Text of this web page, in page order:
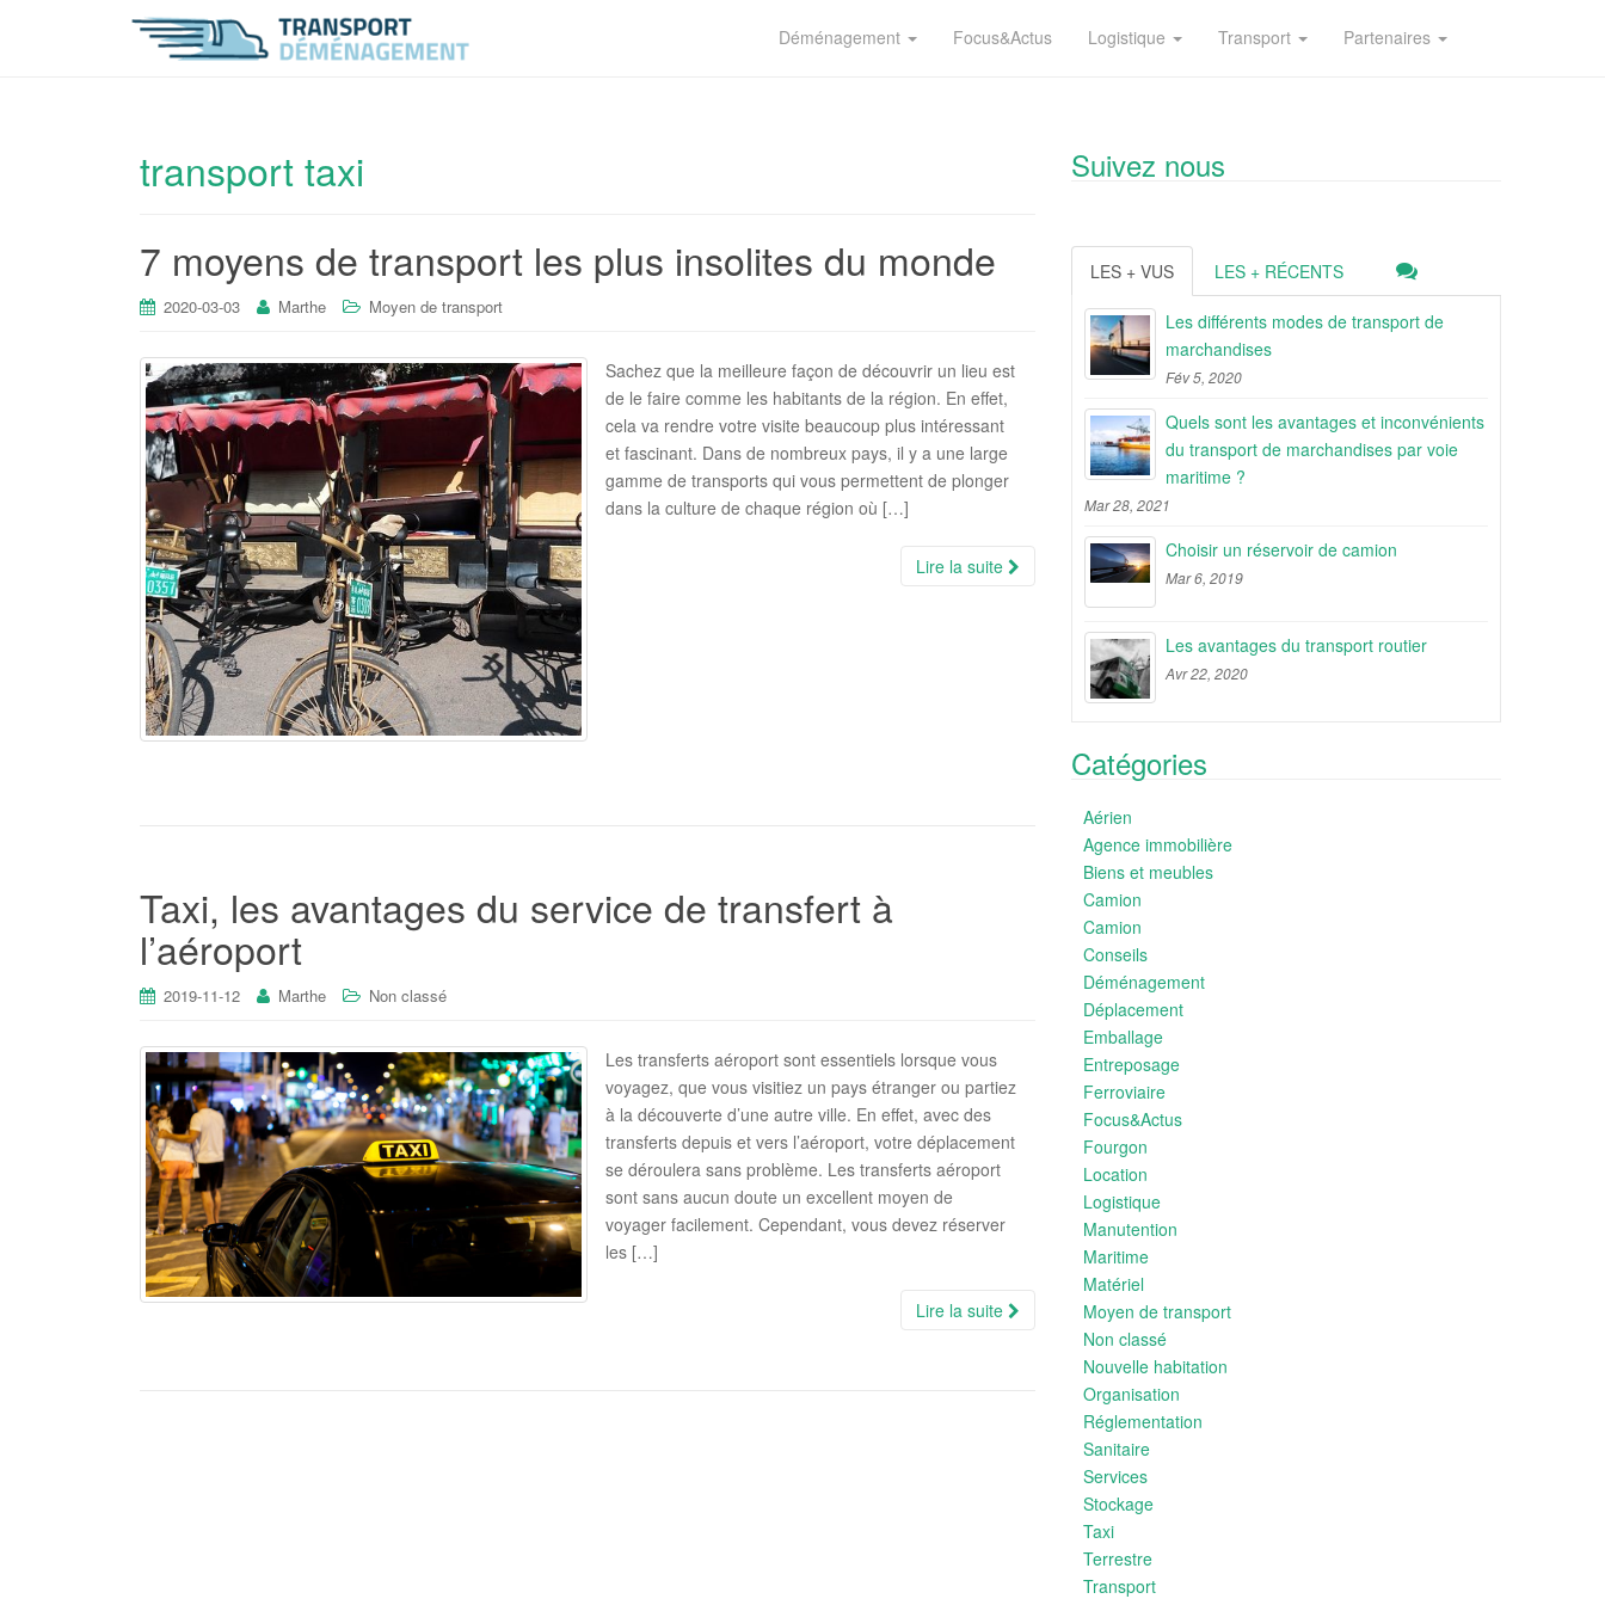
Déménagement Focus&Actus Logistique Transport Partenaires
transport taxi
7 moyens de transport les plus insolites du monde
2020-03-03 Marthe Moyen de transport
Sachez que la meilleure façon de découvrir un lieu est
de le faire comme les habitants de la région. En effet,
cela va rendre votre visite beaucoup plus intéressant
et fascinant. Dans de nombreux pays, il y a une large
gamme de transports qui vous permettent de plonger
dans la culture de chaque région où […]
Lire la suite
Taxi, les avantages du service de transfert à
l’aéroport
2019-11-12 Marthe Non classé
Les transferts aéroport sont essentiels lorsque vous
voyagez, que vous visitiez un pays étranger ou partiez
à la découverte d’une autre ville. En effet, avec des
transferts depuis et vers l’aéroport, votre déplacement
se déroulera sans problème. Les transferts aéroport
sont sans aucun doute un excellent moyen de
voyager facilement. Cependant, vous devez réserver
les […]
Lire la suite
Suivez nous
LES + VUS LES + RÉCENTS
Les différents modes de transport de
marchandises
Fév 5, 2020
Quels sont les avantages et inconvénients
du transport de marchandises par voie
maritime ?
Mar 28, 2021
Choisir un réservoir de camion
Mar 6, 2019
Les avantages du transport routier
Avr 22, 2020
Catégories
Aérien
Agence immobilière
Biens et meubles
Camion
Camion
Conseils
Déménagement
Déplacement
Emballage
Entreposage
Ferroviaire
Focus&Actus
Fourgon
Location
Logistique
Manutention
Maritime
Matériel
Moyen de transport
Non classé
Nouvelle habitation
Organisation
Réglementation
Sanitaire
Services
Stockage
Taxi
Terrestre
Transport